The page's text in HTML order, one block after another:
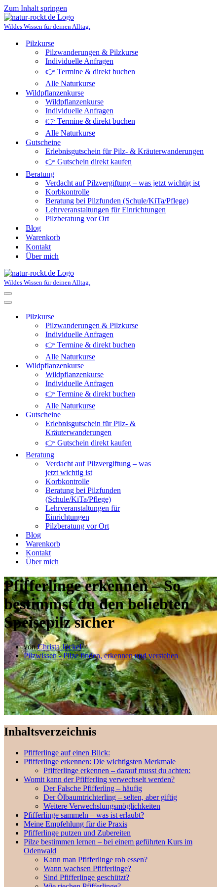
Zum Inhalt springen
Wildes Wissen für deinen Alltag.
Pilzkurse
Pilzwanderungen & Pilzkurse
Individuelle Anfragen
👉 Termine & direkt buchen
Alle Naturkurse
Wildpflanzenkurse
Wildpflanzenkurse
Individuelle Anfragen
👉 Termine & direkt buchen
Alle Naturkurse
Gutscheine
Erlebnisgutschein für Pilz- & Kräuterwanderungen
👉 Gutschein direkt kaufen
Beratung
Verdacht auf Pilzvergiftung – was jetzt wichtig ist
Korbkontrolle
Beratung bei Pilzfunden (Schule/KiTa/Pflege)
Lehrveranstaltungen für Einrichtungen
Pilzberatung vor Ort
Blog
Warenkorb
Kontakt
Über mich
Wildes Wissen für deinen Alltag.
Navigationsmenü
Navigationsmenü
Pilzkurse
Pilzwanderungen & Pilzkurse
Individuelle Anfragen
👉 Termine & direkt buchen
Alle Naturkurse
Wildpflanzenkurse
Wildpflanzenkurse
Individuelle Anfragen
👉 Termine & direkt buchen
Alle Naturkurse
Gutscheine
Erlebnisgutschein für Pilz- &
Kräuterwanderungen
👉 Gutschein direkt kaufen
Beratung
Verdacht auf Pilzvergiftung – was
jetzt wichtig ist
Korbkontrolle
Beratung bei Pilzfunden
(Schule/KiTa/Pflege)
Lehrveranstaltungen für
Einrichtungen
Pilzberatung vor Ort
Blog
Warenkorb
Kontakt
Über mich
Pfifferlinge erkennen – So
bestimmst du den beliebten
Speisepilz sicher
vonChrista Jöckel
Pilzwissen - Pilze finden, erkennen und verstehen
Inhaltsverzeichnis
Pfifferlinge auf einen Blick:
Pfifferlinge erkennen: Die wichtigsten Merkmale
Pfifferlinge erkennen – darauf musst du achten:
Womit kann der Pfifferling verwechselt werden?
Der Falsche Pfifferling – häufig
Der Ölbaumtrichterling – selten, aber giftig
Weitere Verwechslungsmöglichkeiten
Pfifferlinge sammeln – was ist erlaubt?
Meine Empfehlung für die Praxis
Pfifferlinge putzen und Zubereiten
Pilze bestimmen lernen – bei einem geführten Kurs im
Odenwald
Kann man Pfifferlinge roh essen?
Wann wachsen Pfifferlinge?
Sind Pfifferlinge geschützt?